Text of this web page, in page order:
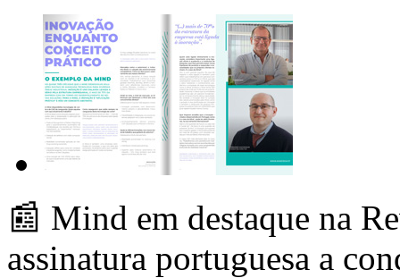
📰 Mind em destaque na
assinatura portuguesa a